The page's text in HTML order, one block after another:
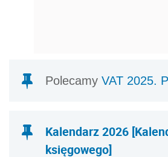
Polecamy VAT 2025.
Kalendarz 2026
księgowego]